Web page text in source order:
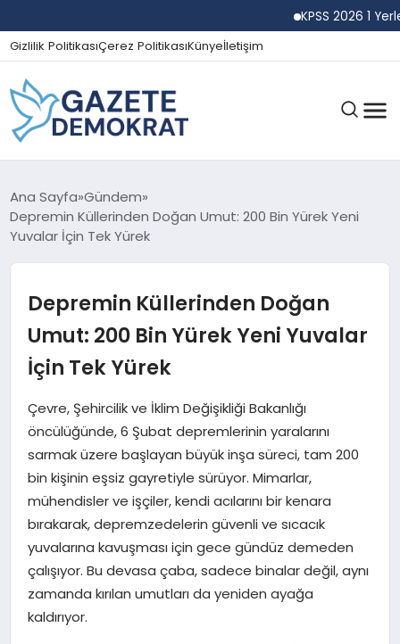
KPSS 2026 1
Gizlilik PolitikasıÇerez PolitikasıKünyeİletişim
GÜNDEM
EKONOMI
SPOR
SAĞLIK
EĞITIM
DÜNYA
Ana Sayfa Gündem
Depremin Küllerinden Doğan Umut: 200 Bin Yürek Yeni
Yuvalar İçin Tek Yürek
Depremin Küllerinden Doğan
Umut: 200 Bin Yürek Yeni Yuvalar
İçin Tek Yürek
Çevre, Şehircilik ve İklim Değişikliği Bakanlığı
öncülüğünde, 6 Şubat depremlerinin yaralarını
sarmak üzere başlayan büyük inşa süreci, tam 200
bin kişinin eşsiz gayretiyle sürüyor. Mimarlar,
mühendisler ve işçiler, kendi acılarını bir kenara
bırakarak, depremzedelerin güvenli ve sıcacık
yuvalarına kavuşması için gece gündüz demeden
çalışıyor. Bu devasa çaba, sadece binalar değil, aynı
zamanda kırılan umutları da yeniden ayağa
kaldırıyor.